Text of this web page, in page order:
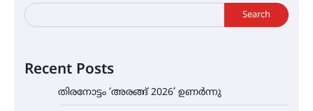
Search
Recent Posts
തിരനോട്ടം ‘അരങ്ങ് 2026’ ഉണർന്നു